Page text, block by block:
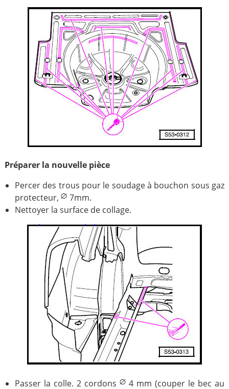
Préparer la nouvelle pièce
Percer des trous pour le soudage à bouchon sous gaz
protecteur,
7mm.
Nettoyer la surface de collage.
Passer la colle. 2 cordons 4 mm (couper le bec au